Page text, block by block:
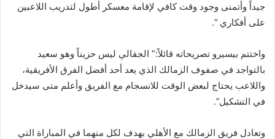
جيداً وأتمنى وجود وقت كافي لإقامة معسكر أطول لتدريب اللاعبين
على أفكاري “.
واختتم بيسيرو تصريحاته قائلاً:” الجفالي ليس حزيناً وهو سعيد
بالتواجد في صفوف الزمالك الذي يعد أحد أفضل الفرق الأفريقية،
واللاعب يحتاج لبعض الوقت للانسجام مع الفريق وأعلم متى سيدخل
في التشكيل”.
وتعادل فريق الزمالك مع الأهلي بهدف لكل منهما في المباراة التي